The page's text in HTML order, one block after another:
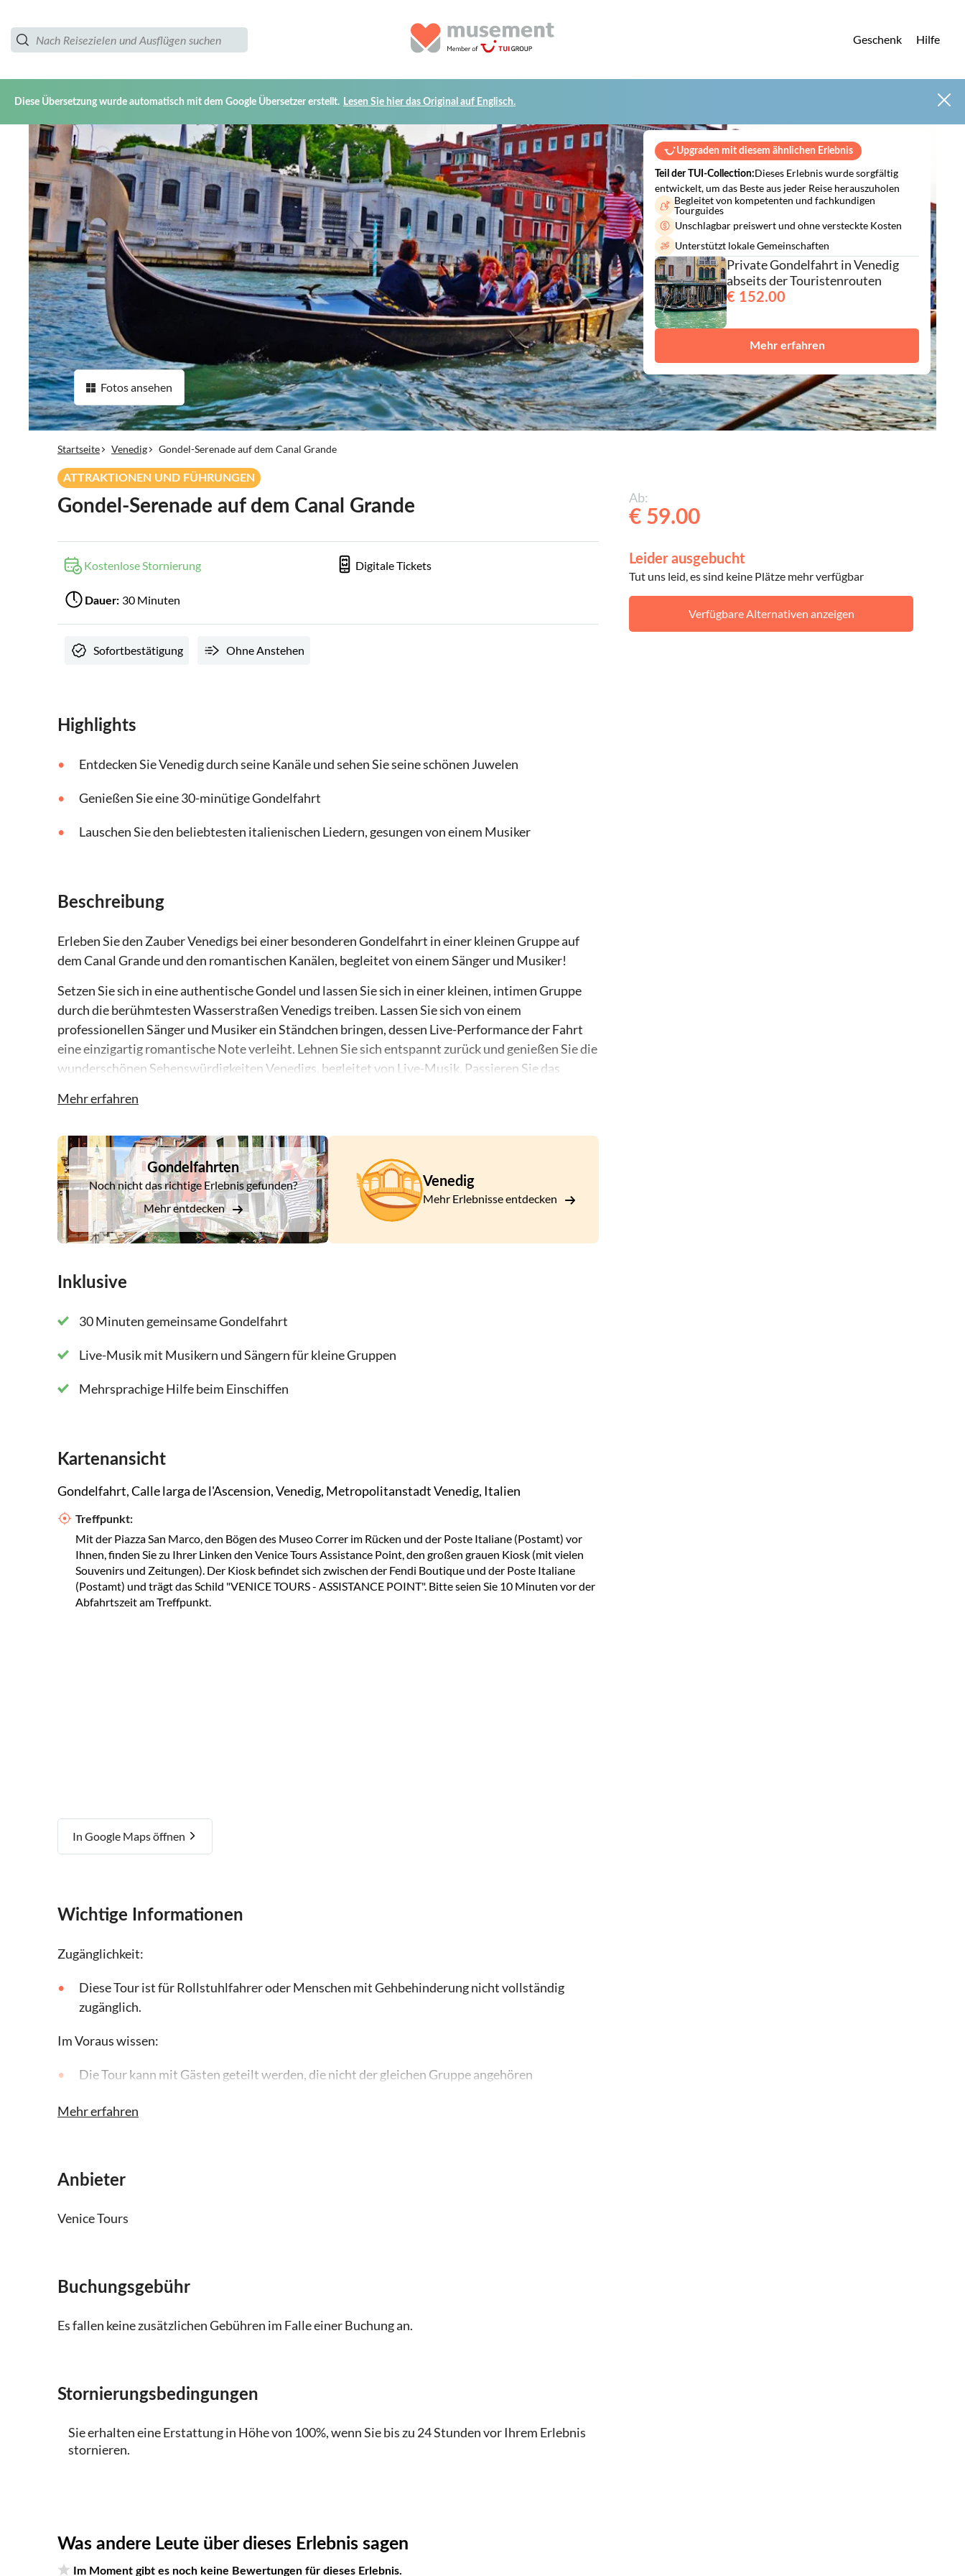
Geschenk Hilfe
Diese Übersetzung wurde automatisch mit dem Google Übersetzer erstellt. Lesen Sie hier das Original auf Englisch.
Upgraden mit diesem ähnlichen Erlebnis
Teil der TUI-Collection:Dieses Erlebnis wurde sorgfältig
entwickelt, um das Beste aus jeder Reise herauszuholen
Begleitet von kompetenten und fachkundigen
Tourguides
Unschlagbar preiswert und ohne versteckte Kosten
Unterstützt lokale Gemeinschaften
Private Gondelfahrt in Venedig
abseits der Touristenrouten
€ 152.00
Mehr erfahren
Fotos ansehen
Startseite Venedig Gondel-Serenade auf dem Canal Grande
ATTRAKTIONEN UND FÜHRUNGEN
Gondel-Serenade auf dem Canal Grande
Kostenlose Stornierung Digitale Tickets
Dauer: 30 Minuten
Sofortbestätigung Ohne Anstehen
Highlights
Entdecken Sie Venedig durch seine Kanäle und sehen Sie seine schönen Juwelen
Genießen Sie eine 30-minütige Gondelfahrt
Lauschen Sie den beliebtesten italienischen Liedern, gesungen von einem Musiker
Beschreibung
Erleben Sie den Zauber Venedigs bei einer besonderen Gondelfahrt in einer kleinen Gruppe auf
dem Canal Grande und den romantischen Kanälen, begleitet von einem Sänger und Musiker!
Setzen Sie sich in eine authentische Gondel und lassen Sie sich in einer kleinen, intimen Gruppe
durch die berühmtesten Wasserstraßen Venedigs treiben. Lassen Sie sich von einem
professionellen Sänger und Musiker ein Ständchen bringen, dessen Live-Performance der Fahrt
eine einzigartig romantische Note verleiht. Lehnen Sie sich entspannt zurück und genießen Sie die
wunderschönen Sehenswürdigkeiten Venedigs, begleitet von Live-Musik. Passieren Sie das
Gleiten Sie unter kleinen Brücken hindurch und genießen Sie die atemberaubende Atmosphäre
Mehr erfahren
DSA1Gondelfahrten
Gondelfahrten
Noch nicht das richtige Erlebnis gefunden?
Mehr entdecken
Venedig
Mehr Erlebnisse entdecken
Inklusive
30 Minuten gemeinsame Gondelfahrt
Live-Musik mit Musikern und Sängern für kleine Gruppen
Mehrsprachige Hilfe beim Einschiffen
Kartenansicht
Gondelfahrt, Calle larga de l'Ascension, Venedig, Metropolitanstadt Venedig, Italien
Treffpunkt:
Mit der Piazza San Marco, den Bögen des Museo Correr im Rücken und der Poste Italiane (Postamt) vor
Ihnen, finden Sie zu Ihrer Linken den Venice Tours Assistance Point, den großen grauen Kiosk (mit vielen
Souvenirs und Zeitungen). Der Kiosk befindet sich zwischen der Fendi Boutique und der Poste Italiane
(Postamt) und trägt das Schild "VENICE TOURS - ASSISTANCE POINT". Bitte seien Sie 10 Minuten vor der
Abfahrtszeit am Treffpunkt.
In Google Maps öffnen
Wichtige Informationen
Zugänglichkeit:
Diese Tour ist für Rollstuhlfahrer oder Menschen mit Gehbehinderung nicht vollständig
zugänglich.
Im Voraus wissen:
Die Tour kann mit Gästen geteilt werden, die nicht der gleichen Gruppe angehören
Jede Gondel kann maximal 5 Personen aufnehmen.
Zur Reisegruppe gehören ein Sänger und ein Musiker, die in einer der Gondeln mitfahren und
steigen in eine Gondel in der Mitte der Reihe ein.
und Befreiungskriterien finden Sie auf der offiziellen Website der Comune di Venezia
Mehr erfahren
Anbieter
Venice Tours
Buchungsgebühr
Es fallen keine zusätzlichen Gebühren im Falle einer Buchung an.
Stornierungsbedingungen
Sie erhalten eine Erstattung in Höhe von 100%, wenn Sie bis zu 24 Stunden vor Ihrem Erlebnis
stornieren.
Ab:
€ 59.00
Leider ausgebucht
Tut uns leid, es sind keine Plätze mehr verfügbar
Verfügbare Alternativen anzeigen
Was andere Leute über dieses Erlebnis sagen
Im Moment gibt es noch keine Bewertungen für dieses Erlebnis.